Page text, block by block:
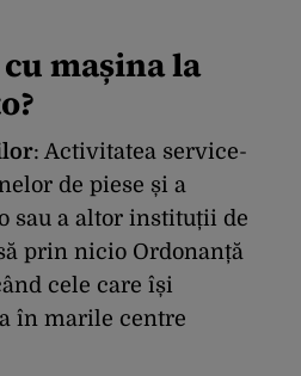
mașina la
: Activitatea service-
de piese și a
sau a altor instituții de
prin nicio Ordonanță
cele care își
în marile centre